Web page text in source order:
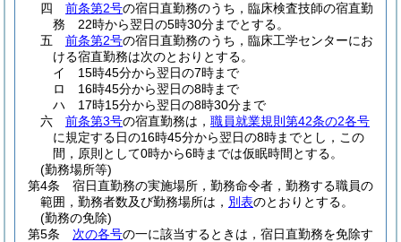
四
前条第2号の宿日直勤務のうち，臨床検査技師の宿直勤
務 22時から翌日の5時30分までとする。
五
前条第2号の宿日直勤務のうち，臨床工学センターにお
ける宿直勤務は次のとおりとする。
イ
15時45分から翌日の7時まで
ロ
16時45分から翌日の8時まで
ハ
17時15分から翌日の8時30分まで
六
前条第3号の宿直勤務は， 職員就業規則第42条の2各号
に規定する日の16時45分から翌日の8時までとし，この
間，原則として0時から6時までは仮眠時間とする。
(勤務場所等)
第4条
宿日直勤務の実施場所，勤務命令者，勤務する職員の
範囲，勤務者数及び勤務場所は， 別表のとおりとする。
(勤務の免除)
第5条
次の各号の一に該当するときは，宿日直勤務を免除す